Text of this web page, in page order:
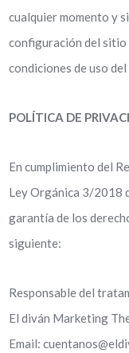
cualquier momento y
configuración del sitio
condiciones de uso del
POLÍTICA DE
En cumplimiento del
Ley Orgánica 3/2018
garantía de los
siguiente:
Responsable del
El diván Marketing
Email: